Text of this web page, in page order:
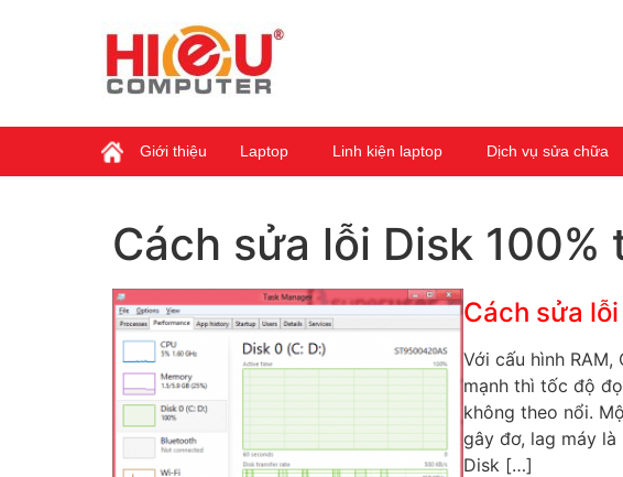
Giới thiệu Laptop Linh kiện laptop Dịch vụ sửa chữa
Cách sửa lỗi Disk
Cách sửa
Với cấu hình
mạnh thì tốc độ
không theo nổi.
gây đơ, lag máy là
Disk […]